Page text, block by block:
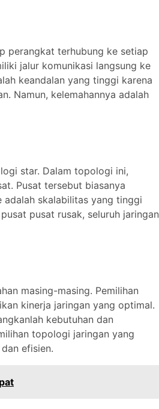
perangkat terhubung ke setiap
jalur komunikasi langsung ke
keandalan yang tinggi karena
Namun, kelemahannya adalah
star. Dalam topologi ini,
Pusat tersebut biasanya
skalabilitas yang tinggi
pusat rusak, seluruh jaringan
masing-masing. Pemilihan
kinerja jaringan yang optimal.
kebutuhan dan
topologi jaringan yang
efisien.